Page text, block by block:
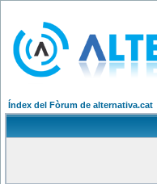
Índex del Fòrum de alternativa.cat